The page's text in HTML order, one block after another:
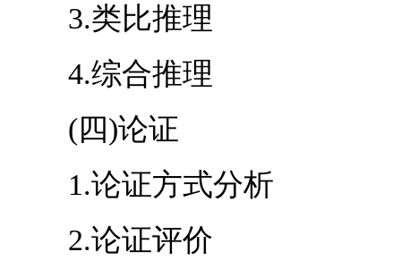
3.类比推理
4.综合推理
(四)论证
1.论证方式分析
2.论证评价